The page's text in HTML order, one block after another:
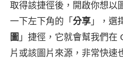
取得該捷徑後，開啟你想以
一下左下角的「 分享 」，選
圖 」捷徑，它就會幫我們在
片或該圖片來源，非常快速